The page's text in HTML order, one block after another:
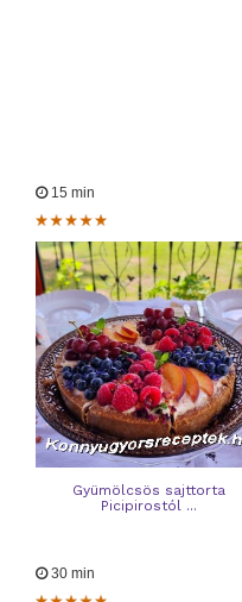
15 min
Gyümölcsös sajttorta
Picipirostól ...
30 min